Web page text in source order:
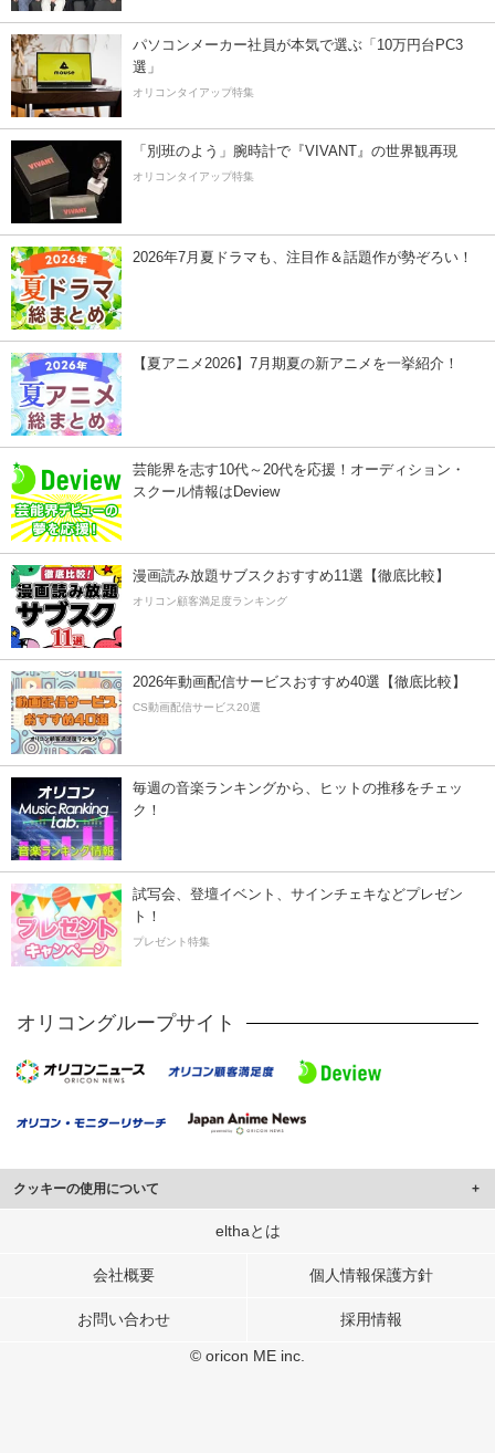
パソコンメーカー社員が本気で選ぶ「10万円台PC3
選」
オリコンタイアップ特集
「別班のよう」腕時計で『VIVANT』の世界観再現
オリコンタイアップ特集
2026年7月夏ドラマも、注目作＆話題作が勢ぞろい！
【夏アニメ2026】7月期夏の新アニメを一挙紹介！
芸能界を志す10代～20代を応援！オーディション・
スクール情報はDeview
漫画読み放題サブスクおすすめ11選【徹底比較】
オリコン顧客満足度ランキング
2026年動画配信サービスおすすめ40選【徹底比較】
CS動画配信サービス20選
毎週の音楽ランキングから、ヒットの推移をチェッ
ク！
試写会、登壇イベント、サインチェキなどプレゼン
ト！
プレゼント特集
オリコングループサイト
クッキーの使用について
このサイトでは Cookie を使用して、ユーザーに合わせたコンテンツや広告の
行っています。
メディアや広告配信、データ解析の各パートナーに提供しています。
elthaとは
会社概要 個人情報保護方針
お問い合わせ 採用情報
© oricon ME inc.